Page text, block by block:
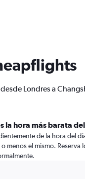
Londres a
la hora más barata
de la hora del
o menos el mismo.